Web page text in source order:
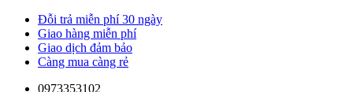
Đỗi trả miễn phí 30 ngày
Giao hàng miễn phí
Giao dịch đảm bảo
Càng mua càng rẻ
0973353102